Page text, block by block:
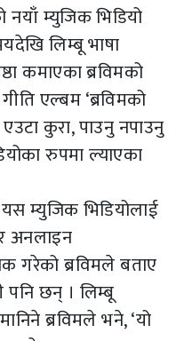
नयाँ म्युजिक भिडियो
लिम्बू भाषा
कमाएका ब्रविमको
एल्बम ‘ब्रविमको
एउटा कुरा, पाउनु नपाउनु
रुपमा ल्याएका
म्युजिक भिडियोलाई
अनलाइन
गरेको ब्रविमले बताए
पनि छन् । लिम्बू
ब्रविमले भने, ‘यो